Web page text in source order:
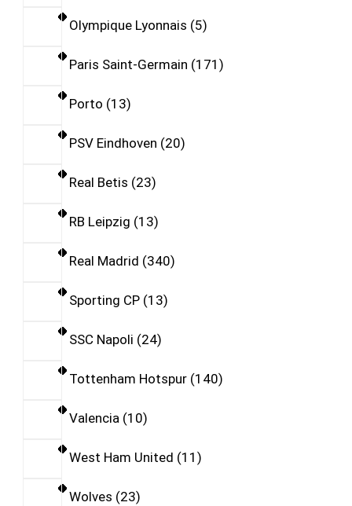
Olympique Lyonnais 5
Paris Saint-Germain 171
Porto 13
PSV Eindhoven 20
Real Betis 23
RB Leipzig 13
Real Madrid 340
Sporting CP 13
SSC Napoli 24
Tottenham Hotspur 140
Valencia 10
West Ham United 11
Wolves 23